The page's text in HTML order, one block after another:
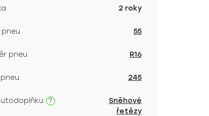
2 roky
55
pneu R16
245
?
Sněhové
řetězy